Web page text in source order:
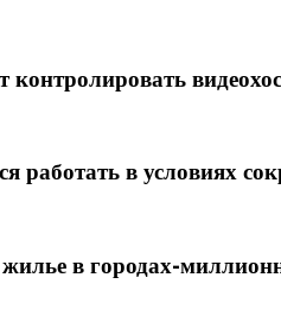
в условиях
в городах-